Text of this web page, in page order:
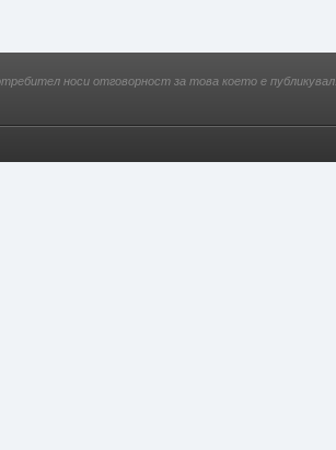
носи отговорност за това което е публикувал.